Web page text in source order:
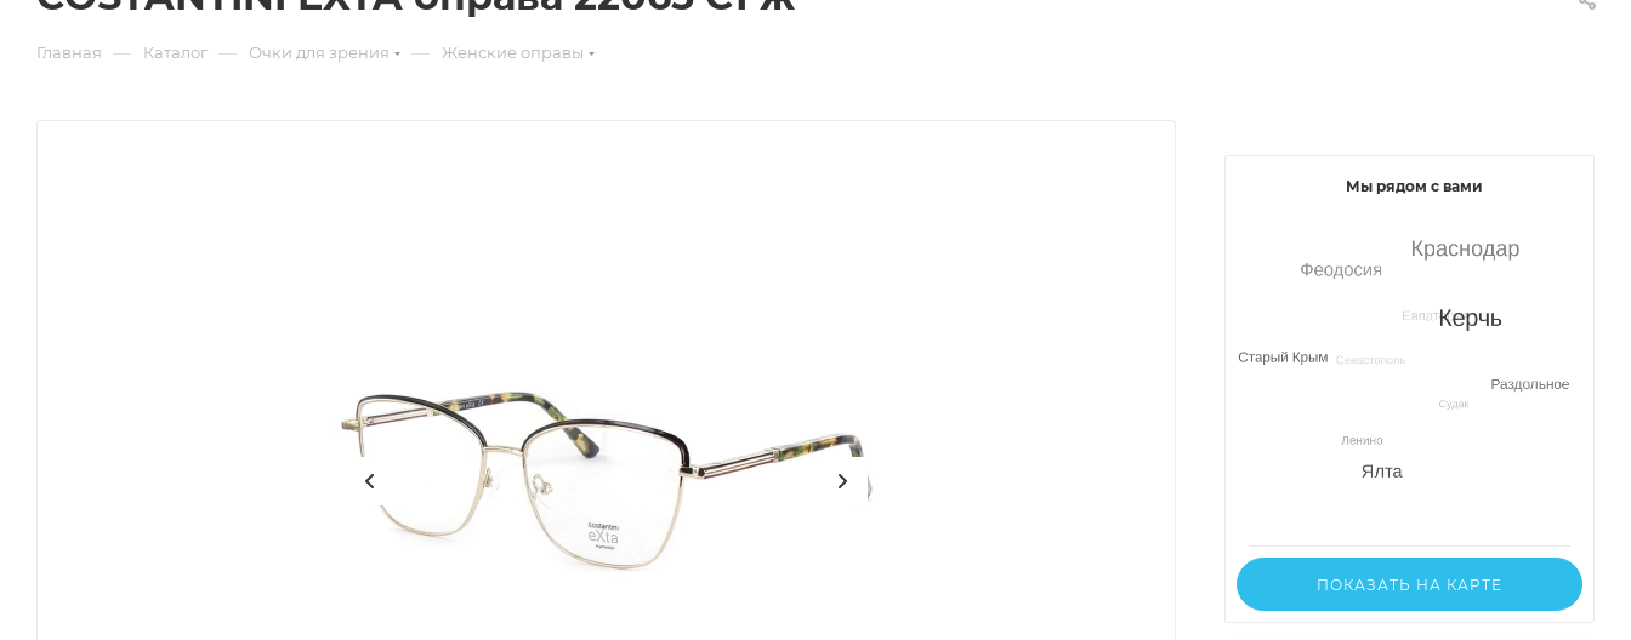
Главная — Каталог — Очки для зрения — Женские оправы
Мы рядом с вами
ПОКАЗАТЬ НА КАРТЕ